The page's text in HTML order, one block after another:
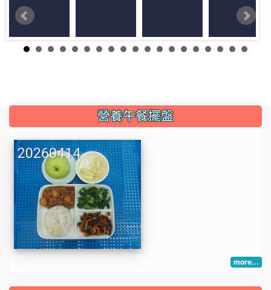
::: 營養午餐擺盤
more...